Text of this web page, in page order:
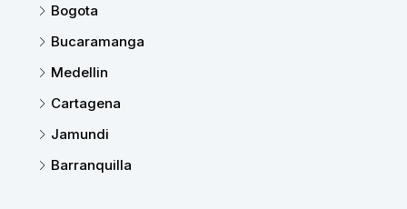
Bogota
Bucaramanga
Medellin
Cartagena
Jamundi
Barranquilla